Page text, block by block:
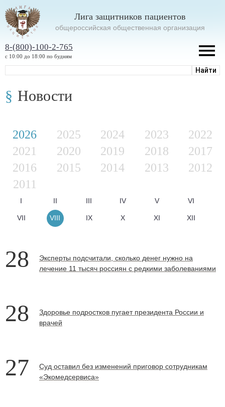
Лига защитников пациентов
oбщероссийская общественная организация
8-(800)-100-2-765
с 10:00 до 18:00 по будням
Новости
2026 2025 2024 2023
2022
2021
2020 2019 2018
2017
2016
2015 2014 2013
2012
2011
I II III IV V VI
VII VIII IX X XI XII
28
Эксперты подсчитали, сколько денег нужно на
лечение 11 тысяч россиян с редкими заболеваниями
28
Здоровье подростков пугает президента России и
врачей
27
Суд оставил без изменений приговор сотрудникам
«Экомедсервиса»